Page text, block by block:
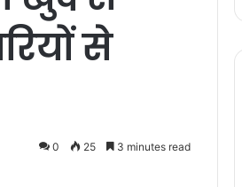
से
0 25 3 minutes read